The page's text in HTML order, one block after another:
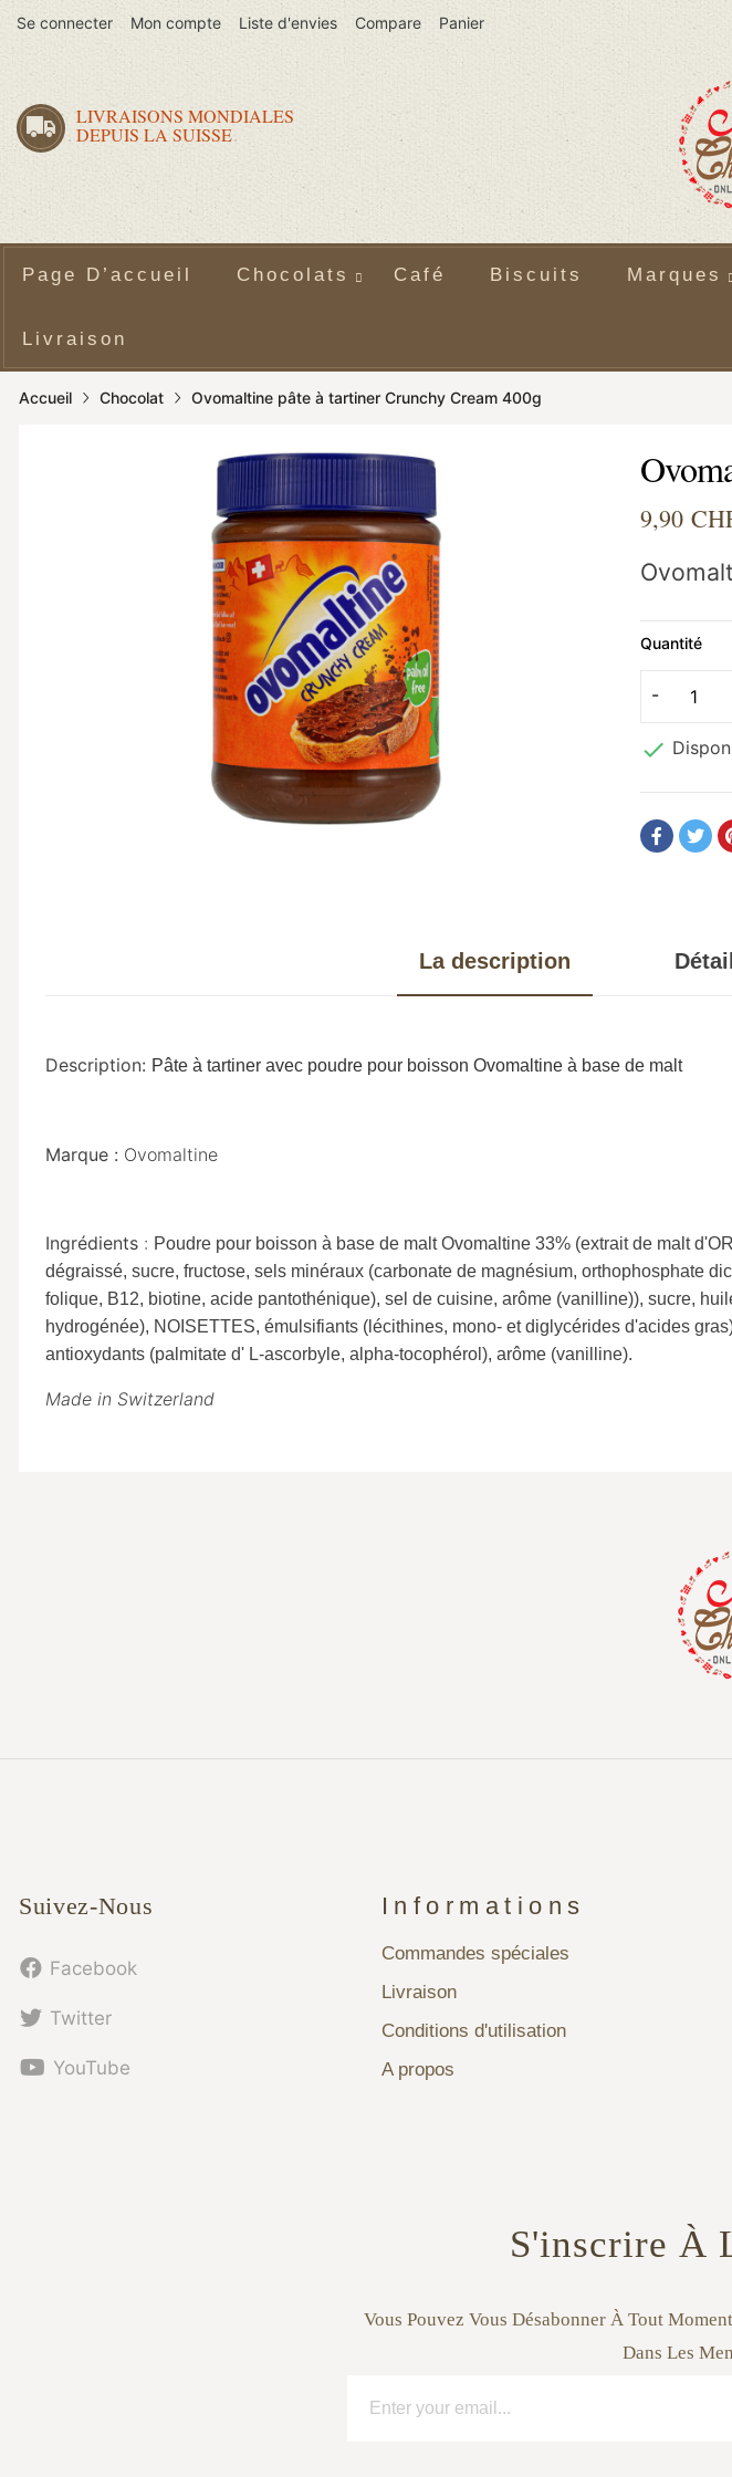
Se connecter Mon compte Liste d'envies Compare Panier
LIVRAISONS MONDIALES
DEPUIS LA SUISSE
Page D’accueil Chocolats Café Biscuits Marques
Livraison
Accueil Chocolat Ovomaltine pâte à tartiner Crunchy Cream 400g
9,90
Quantité

La description
Description: Pâte à tartiner avec poudre pour boisson Ovomaltine à base de malt
Marque : Ovomaltine
Ingrédients : Poudre pour boisson à base de malt Ovomaltine 33% (extrait de malt
dégraissé, sucre, fructose, sels minéraux (carbonate de magnésium, orthophosphate
folique, B12, biotine, acide pantothénique), sel de cuisine, arôme (vanilline)), sucre,
hydrogénée), NOISETTES, émulsifiants (lécithines, mono- et diglycérides d'acides
antioxydants (palmitate d' L-ascorbyle, alpha-tocophérol), arôme (vanilline).
Made in Switzerland
Suivez-Nous
Facebook
Twitter
YouTube
Informations
Commandes spéciales
Livraison
Conditions d'utilisation
A propos
S'inscrire À
Vous Pouvez Vous Désabonner À Tout
Dans Les